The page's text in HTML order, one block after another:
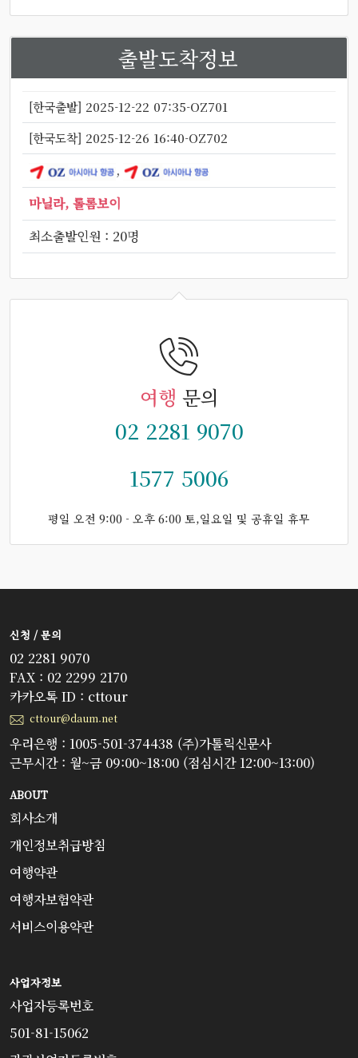
출발도착정보
[한국출발] 2025-12-22 07:35-OZ701
[한국도착] 2025-12-26 16:40-OZ702
,
마닐라, 롤롬보이
최소출발인원 : 20명
여행 문의
02 2281 9070
1577 5006
평일 오전 9:00 - 오후 6:00 토,일요일 및 공휴일 휴무
신청 / 문의
02 2281 9070
FAX : 02 2299 2170
카카오톡 ID : cttour
cttour@daum.net
우리은행 : 1005-501-374438 (주)가톨릭신문사
근무시간 : 월~금 09:00~18:00 (점심시간 12:00~13:00)
ABOUT
회사소개
개인정보취급방침
여행약관
여행자보험약관
서비스이용약관
사업자정보
사업자등록번호
501-81-15062